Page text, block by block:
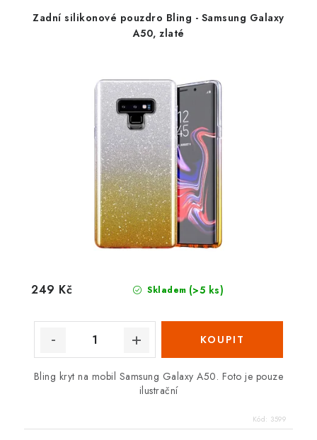
Zadní silikonové pouzdro Bling - Samsung Galaxy
A50, zlaté
Skladem (>5 ks)
249 Kč
Bling kryt na mobil Samsung Galaxy A50. Foto je pouze
ilustrační
Kód: 3599